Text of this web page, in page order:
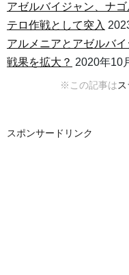
アゼルバイジャン、ナ
テロ作戦として突入
アルメニアとアゼルバ
戦果を拡大？ 2020年10
※この記事は
スポンサードリンク